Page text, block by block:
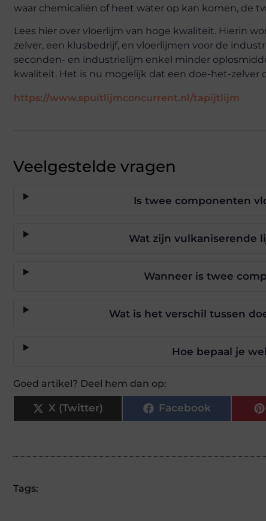
waar chemicaliën of heet water op kan komen, de
Lees hier over vloerlijm van hoge kwaliteit. Hierin
zelver, een klusbedrijf, en vloerlijmen voor de
seconden- en industrielijm enkel minder
kwaliteit. Het is nu mogelijk dat een doe-het-
https://www.spuitlijmconcurrent.nl/tapijtlijm
Veelgestelde vragen
Is twee componenten
Wat zijn vulkaniserende
Wanneer is twee
Wat is het verschil tussen
Hoe bepaal je
Goed artikel? Deel hem dan op:
X (Twitter) Facebook
Tags: